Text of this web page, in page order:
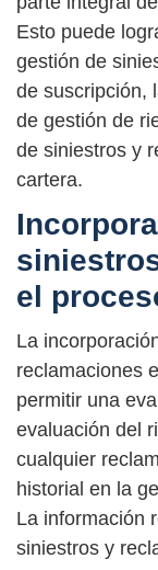
Esto puede
gestión de
de suscripción,
de gestión de
de siniestros y
cartera.
el
La
reclamaciones
permitir una
evaluación del
cualquier
historial en la
La información
siniestros y